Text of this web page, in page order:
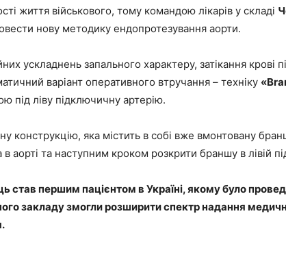
життя військового, тому командою лікарів у складі
нову методику ендопротезування аорти.
ускладнень запального характеру, затікання крові
варіант оперативного втручання – техніку
під ліву підключичну артерію.
яка містить в собі вже вмонтовану
аорті та наступним кроком розкрити браншу в лівій
став першим пацієнтом в Україні, якому було
закладу змогли розширити спектр надання